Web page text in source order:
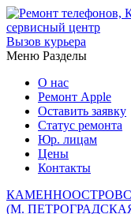
Вызов курьера
Меню Разделы
О нас
Ремонт Apple
Оставить заявку
Статус ремонта
Юр. лицам
Цены
Контакты
(М.